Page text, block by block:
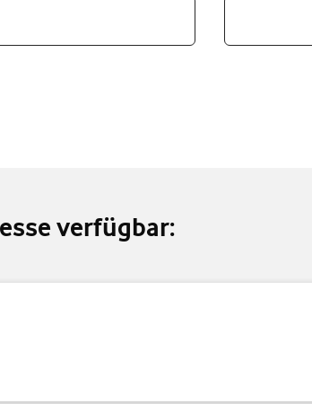
verfügbar: